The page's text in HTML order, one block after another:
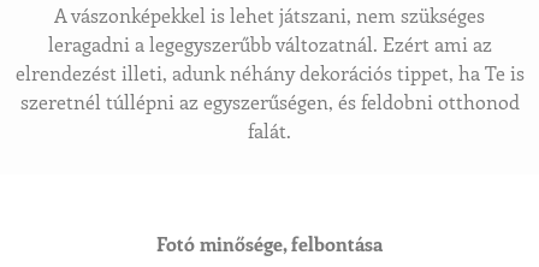
A vászonképekkel is lehet játszani, nem szükséges
leragadni a legegyszerűbb változatnál. Ezért ami az
elrendezést illeti, adunk néhány dekorációs tippet, ha Te is
szeretnél túllépni az egyszerűségen, és feldobni otthonod
falát.
Fotó minősége, felbontása